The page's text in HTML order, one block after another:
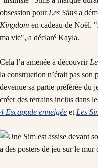
obsession pour Les Sims a
Kingdom en cadeau de Noël. "
ma vie", a déclaré Kayla.
Cela l’a amenée à découvrir
la construction n’était pas son
devenue sa partie préférée du
créer des terrains inclus dans
4 Escapade enneigée et Les